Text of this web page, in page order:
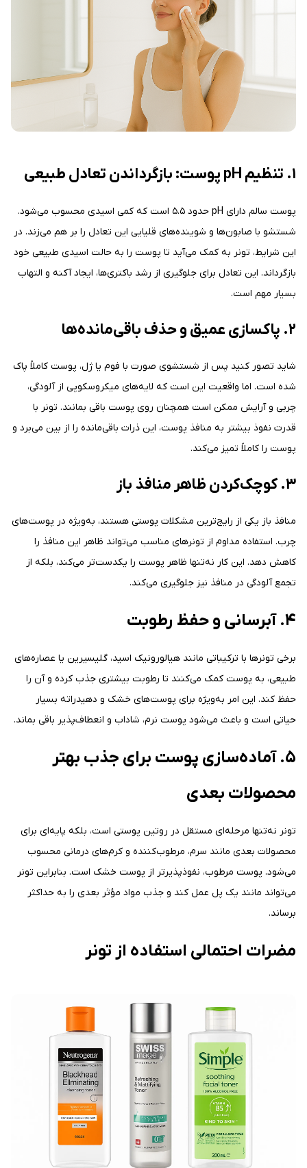
۱. تنظیم pH پوست: بازگرداندن تعادل طبیعی
پوست سالم دارای pH حدود ۵.۵ است که کمی اسیدی محسوب می‌شود.
شستشو با صابون‌ها و شوینده‌های قلیایی این تعادل را بر هم می‌زند. در
این شرایط، تونر به کمک می‌آید تا پوست را به حالت اسیدی طبیعی خود
بازگرداند. این تعادل برای جلوگیری از رشد باکتری‌ها، ایجاد آکنه و التهاب
بسیار مهم است.
۲. پاکسازی عمیق و حذف باقی‌مانده‌ها
شاید تصور کنید پس از شستشوی صورت با فوم یا ژل، پوست کاملاً پاک
شده است. اما واقعیت این است که لایه‌های میکروسکوپی از آلودگی،
چربی و آرایش ممکن است همچنان روی پوست باقی بمانند. تونر با
قدرت نفوذ بیشتر به منافذ پوست، این ذرات باقی‌مانده را از بین می‌برد و
پوست را کاملاً تمیز می‌کند.
۳. کوچک‌کردن ظاهر منافذ باز
منافذ باز یکی از رایج‌ترین مشکلات پوستی هستند، به‌ویژه در پوست‌های
چرب. استفاده مداوم از تونرهای مناسب می‌تواند ظاهر این منافذ را
کاهش دهد. این کار نه‌تنها ظاهر پوست را یکدست‌تر می‌کند، بلکه از
تجمع آلودگی در منافذ نیز جلوگیری می‌کند.
۴. آبرسانی و حفظ رطوبت
برخی تونرها با ترکیباتی مانند هیالورونیک اسید، گلیسیرین یا عصاره‌های
طبیعی، به پوست کمک می‌کنند تا رطوبت بیشتری جذب کرده و آن را
حفظ کند. این امر به‌ویژه برای پوست‌های خشک و دهیدراته بسیار
حیاتی است و باعث می‌شود پوست نرم، شاداب و انعطاف‌پذیر باقی بماند.
۵. آماده‌سازی پوست برای جذب بهتر
محصولات بعدی
تونر نه‌تنها مرحله‌ای مستقل در روتین پوستی است، بلکه پایه‌ای برای
محصولات بعدی مانند سرم، مرطوب‌کننده و کرم‌های درمانی محسوب
می‌شود. پوست مرطوب، نفوذپذیرتر از پوست خشک است. بنابراین تونر
می‌تواند مانند یک پل عمل کند و جذب مواد مؤثر بعدی را به حداکثر
برساند.
مضرات احتمالی استفاده از تونر